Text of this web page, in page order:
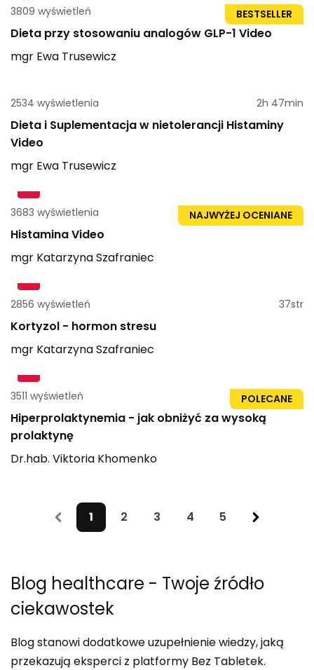
BESTSELLER
3809 wyświetleń 1h 15min
Dieta przy stosowaniu analogów GLP-1 Video
mgr Ewa Trusewicz
2534 wyświetlenia 2h 47min
Dieta i Suplementacja w nietolerancji Histaminy
Video
mgr Ewa Trusewicz
NAJWYŻEJ OCENIANE
3683 wyświetlenia 1h 51min
Histamina Video
mgr KatarzynaSzafraniec
2856 wyświetleń 37str
Kortyzol - hormon stresu
mgr KatarzynaSzafraniec
POLECANE
3511 wyświetleń 1h 14min
Hiperprolaktynemia - jak obniżyć za wysoką
prolaktynę
Dr.hab. Viktoria Khomenko
1 2 3 4 5
Blog healthcare - Twoje źródło
ciekawostek
Blog stanowi dodatkowe uzupełnienie wiedzy, jaką
przekazują eksperci z platformy Bez Tabletek.